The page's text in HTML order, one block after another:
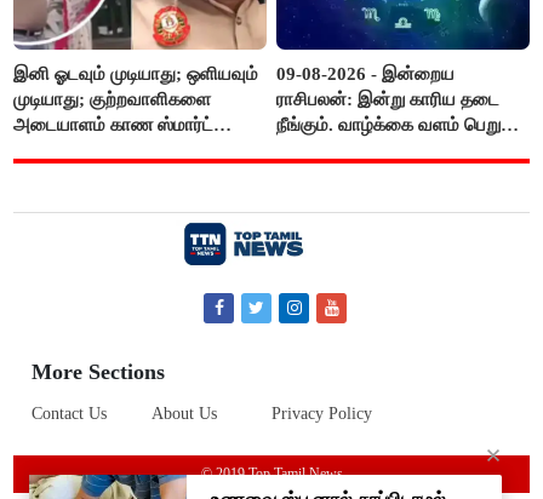
இனி ஓடவும் முடியாது; ஒளியவும்
முடியாது; குற்றவாளிகளை
அடையாளம் காண ஸ்மார்ட்
09-08-2026 - இன்றைய
ராசிபலன்: இன்று காரிய தடை
நீங்கும். வாழ்க்கை வளம் பெறும்.
More Sections
Contact Us About Us Privacy Policy
© 2019 Top Tamil News